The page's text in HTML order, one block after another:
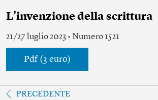
L’invenzione della scrittura
21/27 luglio 2023 • Numero 1521
Pdf (3 euro)
PRECEDENTE